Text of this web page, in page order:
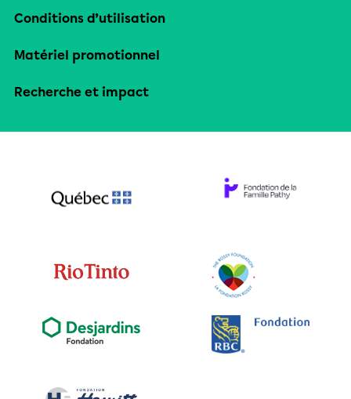
Conditions d’utilisation
Matériel promotionnel
Recherche et impact